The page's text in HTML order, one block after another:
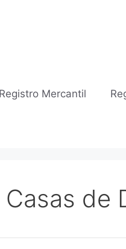
Registro Mercantil
de